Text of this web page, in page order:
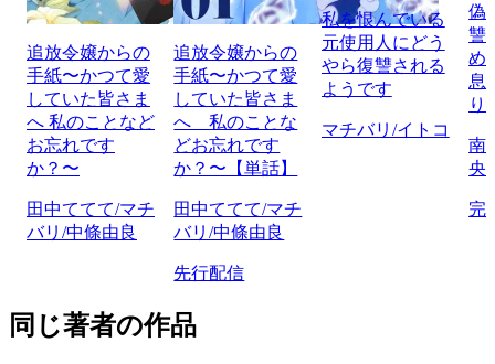
追放令嬢からの
手紙〜かつて愛
していた皆さま
へ 私のことなど
お忘れです
か？〜
田中ててて/マチ
バリ/中條由良
追放令嬢からの
手紙〜かつて愛
していた皆さま
へ 私のことな
どお忘れです
か？〜【単話】
田中ててて/マチ
バリ/中條由良
先行配信
私を恨んでいる
元使用人にどう
やら復讐される
ようです
マチバリ/イトコ
偽
讐
め
息
り
南
央
完
同じ著者の作品